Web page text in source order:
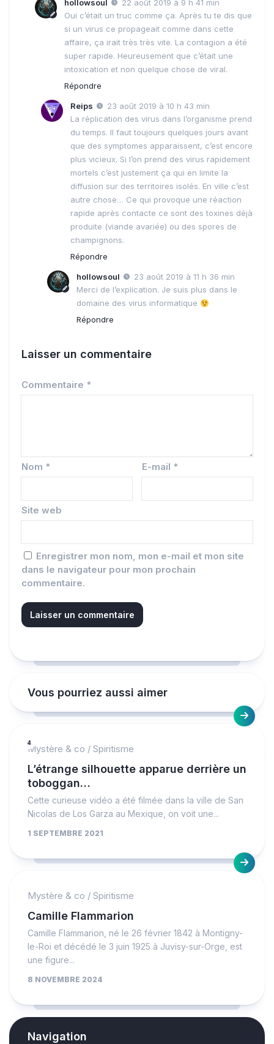
hollowsoul
22 août 2019 à 9 h 41 min
Oui c’était un truc comme ça. Après tu te dis que
si un virus ce propageait comme dans cette
affaire, ça irait très très vite. La contagion a été
super rapide. Heureusement que c’était une
intoxication et non quelque chose de viral.
Répondre
Reips
23 août 2019 à 10 h 43 min
La réplication des virus dans l’organisme prend
du temps. Il faut toujours quelques jours avant
que des symptomes apparaissent, c’est encore
plus vicieux. Si l’on prend des virus rapidement
mortels c’est justement ça qui en limite la
diffusion sur des territoires isolés. En ville c’est
autre chose… Ce qui provoque une réaction
rapide après contacte ce sont des toxines déjà
produite (viande avariée) ou des spores de
champignons.
Répondre
hollowsoul
23 août 2019 à 11 h 36 min
Merci de l’explication. Je suis plus dans le
domaine des virus informatique
Répondre
Laisser un commentaire
Commentaire *
Nom * E-mail *
Site web
Enregistrer mon nom, mon e-mail et mon site
dans le navigateur pour mon prochain
commentaire.
Vous pourriez aussi aimer
4
Mystère & co / Spiritisme
L’étrange silhouette apparue derrière un
toboggan…
Cette curieuse vidéo a été filmée dans la ville de San
Nicolas de Los Garza au Mexique, on voit une...
1 SEPTEMBRE 2021
Mystère & co / Spiritisme
Camille Flammarion
Camille Flammarion, né le 26 février 1842 à Montigny-
le-Roi et décédé le 3 juin 1925 à Juvisy-sur-Orge, est
une figure...
8 NOVEMBRE 2024
Navigation